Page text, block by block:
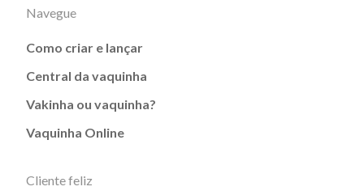
Navegue
Como criar e lançar
Central da vaquinha
Vakinha ou vaquinha?
Vaquinha Online
Cliente feliz